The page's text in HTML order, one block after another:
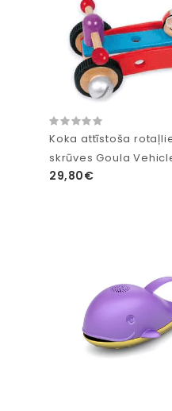
Koka attīstoša
skrūves Goula
29,80€